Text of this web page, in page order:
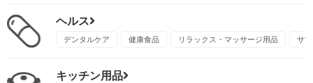
ヘルス
デンタルケア 健康食品 リラックス・マッサージ用品 サ
キッチン用品